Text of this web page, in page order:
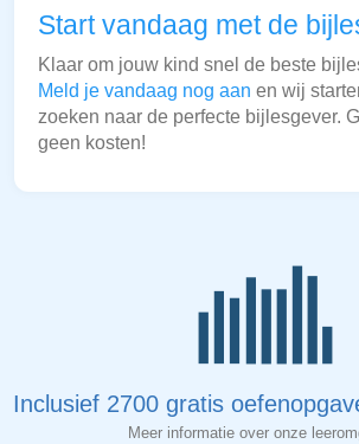
Start vandaag met de
Klaar om jouw kind snel de beste
Meld je vandaag nog aan en wij
zoeken naar de perfecte bijlesgever.
geen kosten!
Inclusief 2700 gratis
Meer informatie over onze